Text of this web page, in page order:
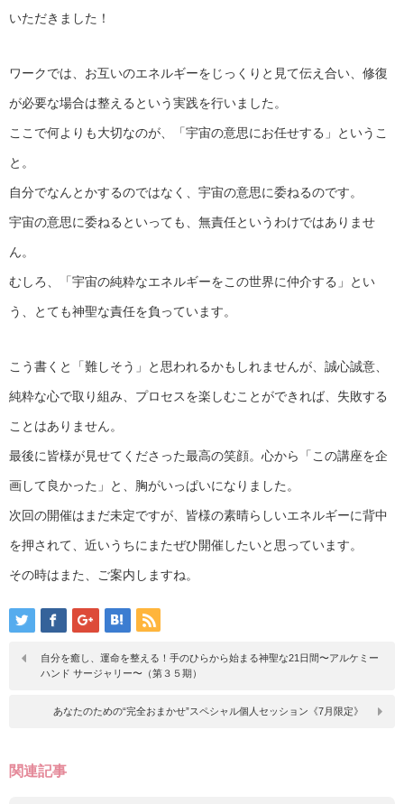
いただきました！
ワークでは、お互いのエネルギーをじっくりと見て伝え合い、修復
が必要な場合は整えるという実践を行いました。
ここで何よりも大切なのが、「宇宙の意思にお任せする」というこ
と。
自分でなんとかするのではなく、宇宙の意思に委ねるのです。
宇宙の意思に委ねるといっても、無責任というわけではありませ
ん。
むしろ、「宇宙の純粋なエネルギーをこの世界に仲介する」とい
う、とても神聖な責任を負っています。
こう書くと「難しそう」と思われるかもしれませんが、誠心誠意、
純粋な心で取り組み、プロセスを楽しむことができれば、失敗する
ことはありません。
最後に皆様が見せてくださった最高の笑顔。心から「この講座を企
画して良かった」と、胸がいっぱいになりました。
次回の開催はまだ未定ですが、皆様の素晴らしいエネルギーに背中
を押されて、近いうちにまたぜひ開催したいと思っています。
その時はまた、ご案内しますね。
自分を癒し、運命を整える！手のひらから始まる神聖な21日間〜アルケミー
ハンド サージャリー〜（第３５期）
あなたのための“完全おまかせ”スペシャル個人セッション《7月限定》
関連記事